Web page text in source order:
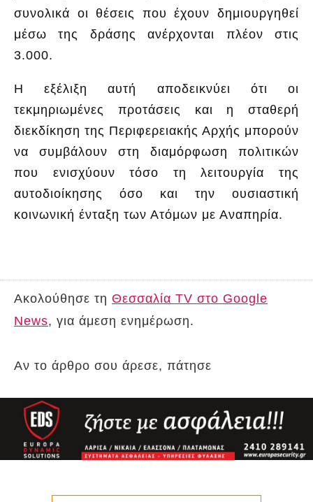
συνολικά οι θέσεις που έχουν δημιουργηθεί
μέσω της δράσης ανέρχονται πλέον στις
3.000.
Η εξέλιξη αυτή αποδεικνύει ότι οι
τεκμηριωμένες προτάσεις και η σταθερή
διεκδίκηση της Περιφερειακής Αρχής μπορούν
να συμβάλουν στη διαμόρφωση πολιτικών
που ενισχύουν τόσο τη λειτουργία της
αυτοδιοίκησης όσο και την ουσιαστική
κοινωνική ένταξη των Ατόμων με Αναπηρία.
Ακολούθησε τη Θεσσαλία TV στο Google
News, για άμεση ενημέρωση.
Αν το άρθρο σου άρεσε, πάτησε